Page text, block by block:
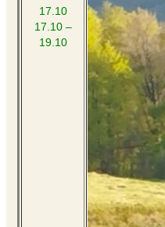
17.10
17.10 –
19.10